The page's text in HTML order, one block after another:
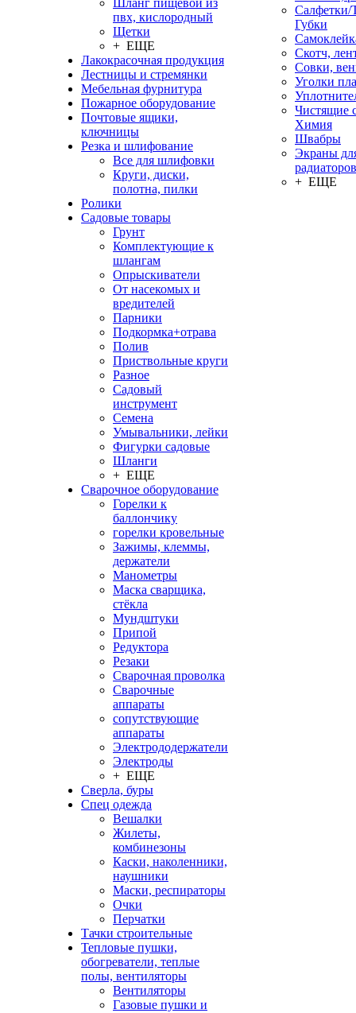
Шланг пищевой из
пвх, кислородный
Щетки
+ ЕЩЕ
Лакокрасочная продукция
Лестницы и стремянки
Мебельная фурнитура
Пожарное оборудование
Почтовые ящики,
ключницы
Резка и шлифование
Все для шлифовки
Круги, диски,
полотна, пилки
Ролики
Садовые товары
Грунт
Комплектующие к
шлангам
Опрыскиватели
От насекомых и
вредителей
Парники
Подкормка+отрава
Полив
Приствольные круги
Разное
Садовый
инструмент
Семена
Умывальники, лейки
Фигурки садовые
Шланги
+ ЕЩЕ
Сварочное оборудование
Горелки к
баллончику
горелки кровельные
Зажимы, клеммы,
держатели
Манометры
Маска сварщика,
стёкла
Мундштуки
Припой
Редуктора
Резаки
Сварочная проволка
Сварочные
аппараты
сопутствующие
аппараты
Электрододержатели
Электроды
+ ЕЩЕ
Сверла, буры
Спец одежда
Вешалки
Жилеты,
комбинезоны
Каски, наколенники,
наушники
Маски, респираторы
Очки
Перчатки
Тачки строительные
Тепловые пушки,
обогреватели, теплые
полы, вентиляторы
Вентиляторы
Газовые пушки и
Салфетки/
Губки
Скотч,
Совки,
Уголки
Чистящие
Химия
Швабры
Экраны
радиаторов
+ ЕЩЕ